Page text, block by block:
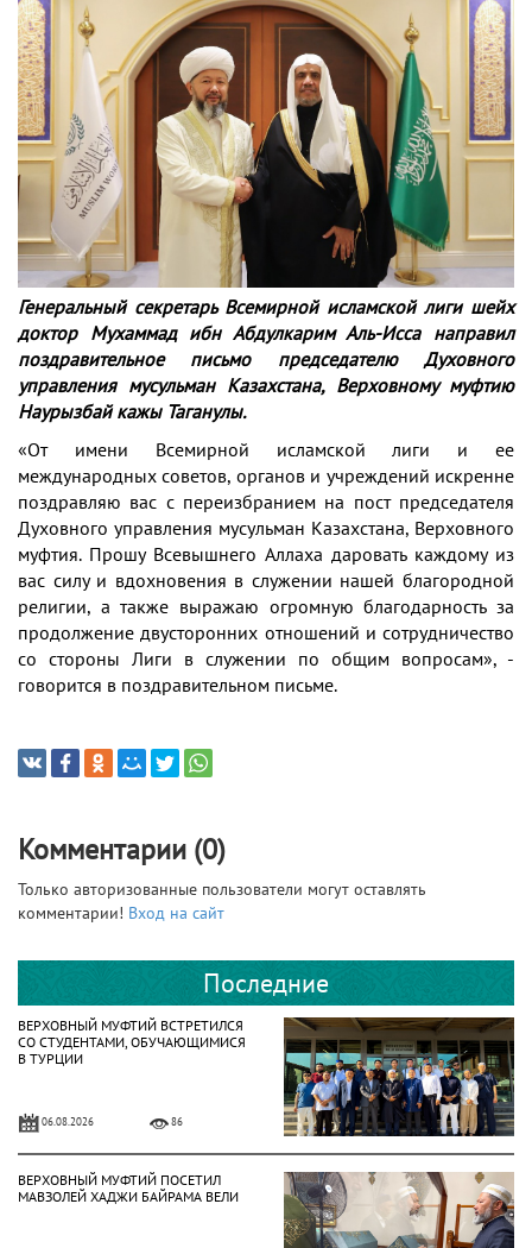
Генеральный секретарь Всемирной исламской лиги шейх
доктор Мухаммад ибн Абдулкарим Аль-Исса направил
поздравительное письмо председателю Духовного
управления мусульман Казахстана, Верховному муфтию
Наурызбай кажы Таганулы.
«От имени Всемирной исламской лиги и ее
международных советов, органов и учреждений искренне
поздравляю вас с переизбранием на пост председателя
Духовного управления мусульман Казахстана, Верховного
муфтия. Прошу Всевышнего Аллаха даровать каждому из
вас силу и вдохновения в служении нашей благородной
религии, а также выражаю огромную благодарность за
продолжение двусторонних отношений и сотрудничество
со стороны Лиги в служении по общим вопросам», -
говорится в поздравительном письме.
Комментарии (0)
Только авторизованные пользователи могут оставлять
комментарии! Вход на сайт
Последние
ВЕРХОВНЫЙ МУФТИЙ ВСТРЕТИЛСЯ
СО СТУДЕНТАМИ, ОБУЧАЮЩИМИСЯ
В ТУРЦИИ
06.08.2026 86
ВЕРХОВНЫЙ МУФТИЙ ПОСЕТИЛ
МАВЗОЛЕЙ ХАДЖИ БАЙРАМА ВЕЛИ